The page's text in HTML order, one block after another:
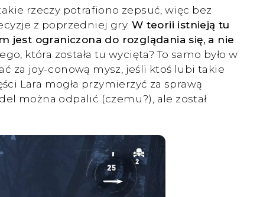
rzeczy potrafiono zepsuć, więc bez
z poprzedniej gry. W teorii istnieją tu
jest ograniczona do rozglądania się, a nie
która została tu wycięta? To samo było w
za joy-conową mysz, jeśli ktoś lubi takie
Lara mogła przymierzyć za sprawą
można odpalić (czemu?), ale został